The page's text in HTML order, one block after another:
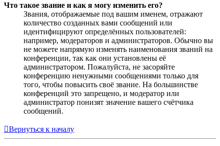
Что такое звание и как я могу изменить его?
Звания, отображаемые под вашим именем, отражают
количество созданных вами сообщений или
идентифицируют определённых пользователей:
например, модераторов и администраторов. Обычно вы
не можете напрямую изменять наименования званий на
конференции, так как они установлены её
администратором. Пожалуйста, не засоряйте
конференцию ненужными сообщениями только для
того, чтобы повысить своё звание. На большинстве
конференций это запрещено, и модератор или
администратор понизят значение вашего счётчика
сообщений.
Вернуться к началу